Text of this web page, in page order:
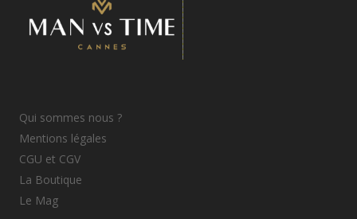
Qui sommes nous ?
Mentions légales
CGU et CGV
La Boutique
Le Mag